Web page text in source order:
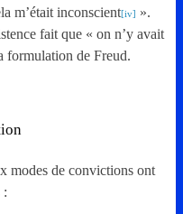
m’était inconscient[iv]
».
fait que « on n’y avait
formulation de Freud.
modes de convictions ont
: